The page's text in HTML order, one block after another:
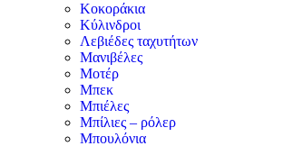
Κοκοράκια
Κύλινδροι
Λεβιέδες ταχυτήτων
Μανιβέλες
Μοτέρ
Μπεκ
Μπιέλες
Μπίλιες – ρόλερ
Μπουλόνια